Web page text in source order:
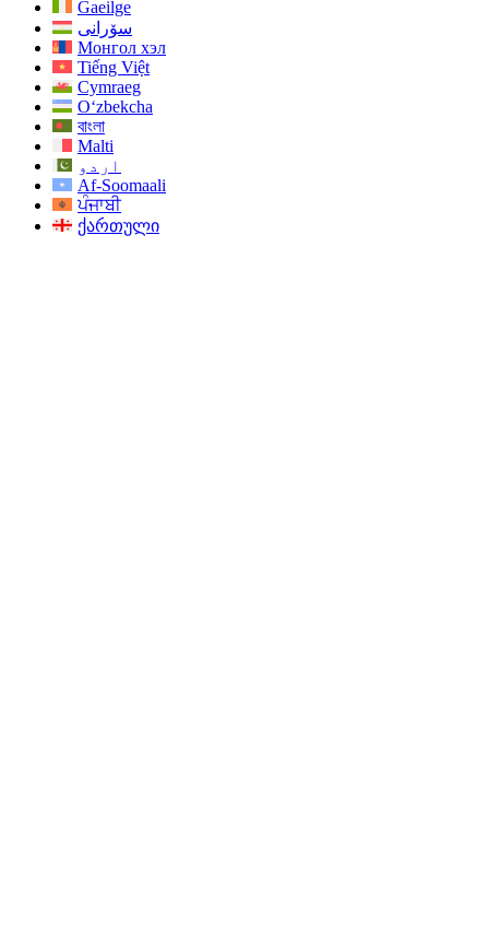
Gaeilge
سۆرانی
Монгол хэл
Tiếng Việt
Cymraeg
O‘zbekcha
বাংলা
Malti
اردو
Af-Soomaali
ਪੰਜਾਬੀ
ქართული